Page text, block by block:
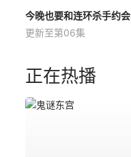
今晚也要和连环杀手约会
更新至第06集
正在热播